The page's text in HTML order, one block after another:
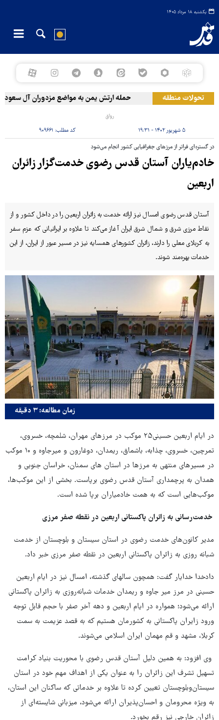
یکشنبه ۱۸ مرداد ۱۴۰۵
تحولات منطقه حمله ارتش یمن به مواضع مزدوران آل سعود
رواق
۵ شهریور ۱۴۰۲ - ۱۹:۳۱ کد مطلب: ۹۰۹۶۶۱
در گستره‌ای فراتر از مرزهای جغرافیایی کشور انجام می‌شود
خادم‌یاران آستان قدس رضوی خدمت‎‌گزار زائران
اربعین
آستان قدس رضوی امسال نیز ارائه خدمت به زائران اربعین را در داخل کشور و از
نقاط مرزی شرق و شمال شرق ایران آغاز می‌کند تا علاوه بر ایرانیانی که عزم سفر
به کربلای معلی را دارند، زائران کشورهای همسایه نیز در مسیر عبور از ایران، از این
خدمات بهره‌مند شوند.
زمان مطالعه: ۳ دقیقه
در ایام اربعین حسینی۲۵ موکب در مرزهای مهران، شلمچه، خسروی،
تمرچین، خسروی، چذابه، باشماق، ریمدان، دوغارون و میرجاوه و ۱۰ موکب
در مسیرهای منتهی به مرزها در استان های سمنان، خراسان جنوبی و
همدان به پرچمداری آستان قدس رضوی برپاست. بخشی از این موکب‌ها،
موکب‌هایی است که به همت خادمیاران برپا شده است.
خدمت‌رسانی به زائران پاکستانی اربعین در نقطه صفر مرزی
مدیر کانون‌های خدمت رضوی در استان سیستان و بلوچستان از خدمت
شبانه روزی به زائران پاکستانی اربعین در نقطه صفر مرزی خبر داد.
دادخدا خدایار گفت: همچون سالهای گذشته، امسال نیز در ایام اربعین
حسینی در مرز میر جاوه و ریمدان خدمات شبانه‌روزی به زائران پاکستانی
ارائه می‌شود؛ همواره در ایام اربعین و دهه آخر صفر با حجم قابل توجه
ورود زایران پاکستانی به کشورمان هستیم که به قصد عزیمت به سمت
کربلا، مشهد و قم مهمان ایران اسلامی می‌شوند.
وی افزود: به همین دلیل آستان قدس رضوی با محوریت بنیاد کرامت
تسهیل تشرف این زائران را به عنوان یکی از اهداف مهم خود در استان
سیستان‌وبلوچستان تعیین کرده تا علاوه بر خدماتی که ساکنان این استان،
به ویژه محرومان و احسان‌پذیران ارائه می‌شود، میزبانی شایسته‌ای از
زائران خارجی نیز رقم بخورد.